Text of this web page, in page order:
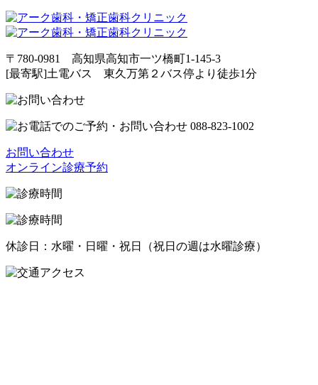
〒780-0981 高知県高知市一ツ橋町1-145-3
[最寄駅]土電バス 東久万第２バス停より徒歩1分
お問い合わせ
オンライン診療予約
休診日：水曜・日曜・祝日（祝日の週は水曜診療）